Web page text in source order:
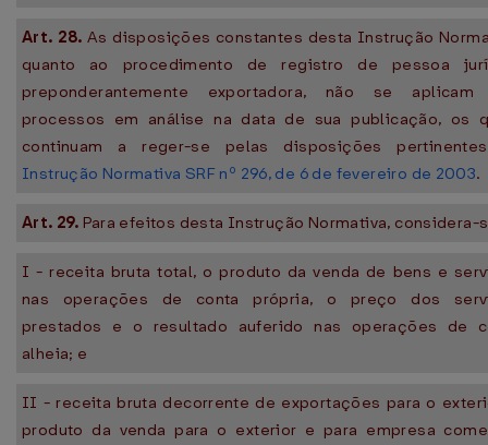
Art. 28. As disposições constantes desta Instrução
quanto ao procedimento de registro de pessoa
preponderantemente exportadora, não se aplicam
processos em análise na data de sua publicação, os
continuam a reger-se pelas disposições
Instrução Normativa SRF nº 296, de 6 de fevereiro de 2003.
Art. 29. Para efeitos desta Instrução Normativa, considera-
I - receita bruta total, o produto da venda de bens e
nas operações de conta própria, o preço dos
prestados e o resultado auferido nas operações de
alheia; e
II - receita bruta decorrente de exportações para o
produto da venda para o exterior e para empresa